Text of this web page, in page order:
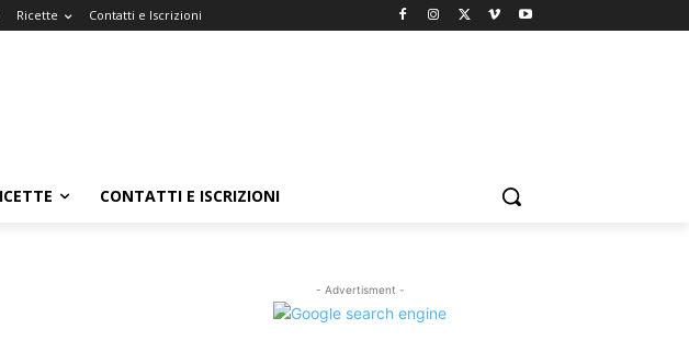
Ricette Contatti e Iscrizioni
CONTATTI E ISCRIZIONI
- Advertisment -